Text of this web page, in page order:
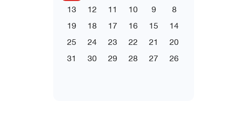
8
9
10
11
12
13
14
15
16
17
18
19
20
21
22
23
24
25
26
27
28
29
30
31